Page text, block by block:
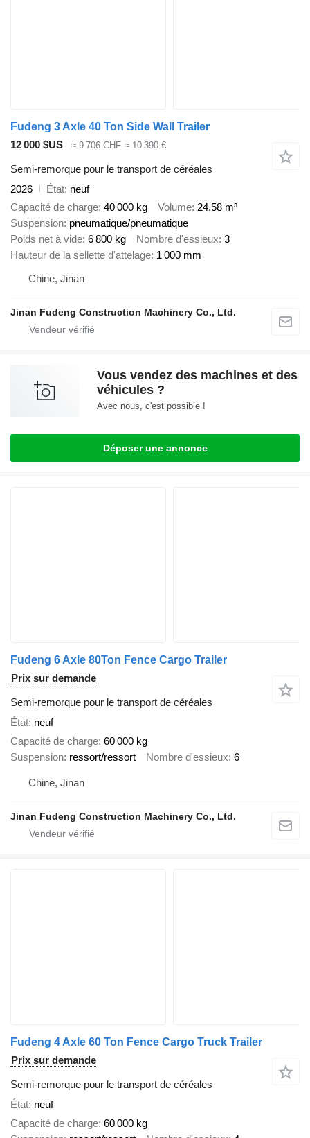
Fudeng 3 Axle 40 Ton Side Wall Trailer
12 000 $US
≈ 9 706 CHF ≈ 10 390 €
Semi-remorque pour le transport de céréales
2026
État neuf
Capacité de charge 40 000 kg Volume 24,58 m³
Suspension pneumatique/pneumatique
Poids net à vide 6 800 kg Nombre d'essieux 3
Hauteur de la sellette d'attelage 1 000 mm
Chine, Jinan
Jinan Fudeng Construction Machinery Co., Ltd.
Vous vendez des machines et des
véhicules ?
Avec nous, c'est possible !
Déposer une annonce
Fudeng 6 Axle 80Ton Fence Cargo Trailer
Prix sur demande
Semi-remorque pour le transport de céréales
État neuf
Capacité de charge 60 000 kg
Suspension ressort/ressort Nombre d'essieux 6
Chine, Jinan
Jinan Fudeng Construction Machinery Co., Ltd.
Fudeng 4 Axle 60 Ton Fence Cargo Truck Trailer
Prix sur demande
Semi-remorque pour le transport de céréales
État neuf
Capacité de charge 60 000 kg